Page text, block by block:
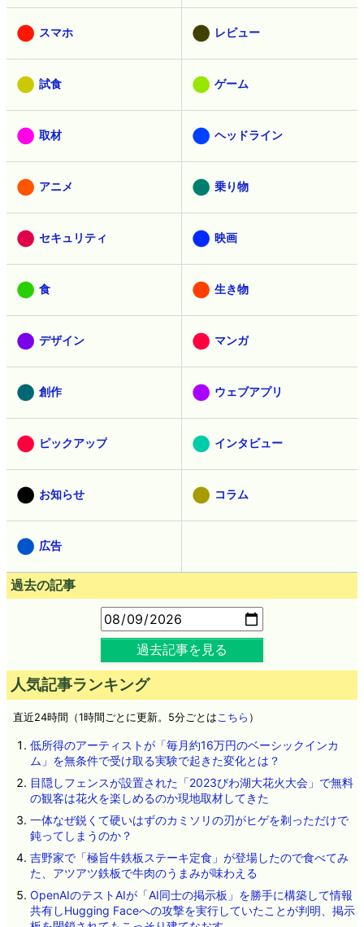
スマホ レビュー
試食 ゲーム
取材 ヘッドライン
アニメ 乗り物
セキュリティ 映画
食 生き物
デザイン マンガ
創作 ウェブアプリ
ピックアップ インタビュー
お知らせ コラム
広告
過去の記事
過去記事を見る
人気記事ランキング
直近24時間（1時間ごとに更新。5分ごとはこちら ）
低所得のアーティストが「毎月約16万円のベーシックインカ
ム」を無条件で受け取る実験で起きた変化とは？
目隠しフェンスが設置された「2023びわ湖大花火大会」で無料
の観客は花火を楽しめるのか現地取材してきた
一体なぜ鋭くて硬いはずのカミソリの刃がヒゲを剃っただけで
鈍ってしまうのか？
吉野家で「極旨牛鉄板ステーキ定食」が登場したので食べてみ
た、アツアツ鉄板で牛肉のうまみが味わえる
OpenAIのテストAIが「AI同士の掲示板」を勝手に構築して情報
共有しHugging Faceへの攻撃を実行していたことが判明、掲示